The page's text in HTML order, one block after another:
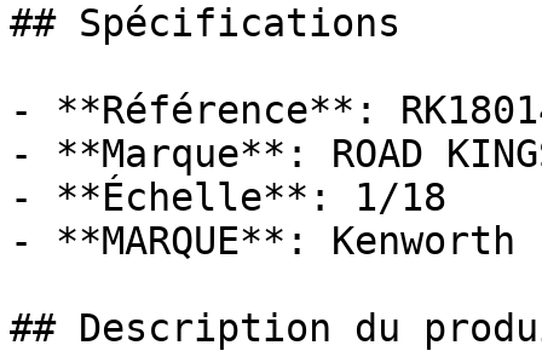
## Spécifications
- **Référence**:
- **Marque**: ROAD
- **Échelle**: 1/18
- **MARQUE**: Kenworth
## Description du